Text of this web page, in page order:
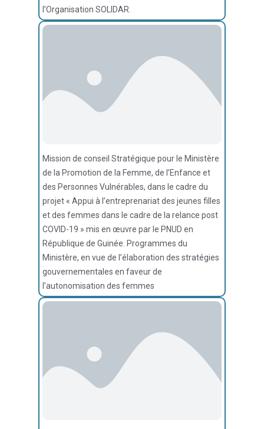
l’Organisation SOLIDAR.
Mission de conseil Stratégique pour le Ministère
de la Promotion de la Femme, de l’Enfance et
des Personnes Vulnérables, dans le cadre du
projet « Appui à l’entreprenariat des jeunes filles
et des femmes dans le cadre de la relance post
COVID-19 » mis en œuvre par le PNUD en
République de Guinée. Programmes du
Ministère, en vue de l’élaboration des stratégies
gouvernementales en faveur de
l’autonomisation des femmes